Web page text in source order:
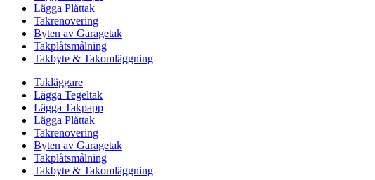
Lägga Plåttak
Takrenovering
Byten av Garagetak
Takplåtsmålning
Takbyte & Takomläggning
Takläggare
Lägga Tegeltak
Lägga Takpapp
Lägga Plåttak
Takrenovering
Byten av Garagetak
Takplåtsmålning
Takbyte & Takomläggning